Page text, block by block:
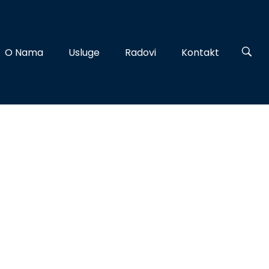
O Nama Usluge Radovi Kontakt